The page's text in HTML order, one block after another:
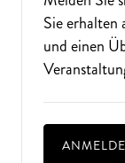
Sie erhalten
und einen